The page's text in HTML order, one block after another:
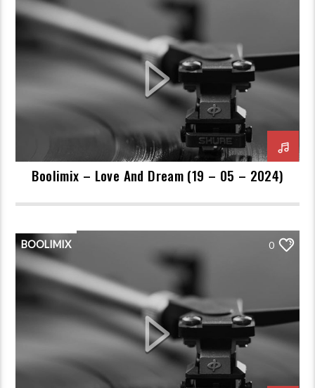
Boolimix – Love And Dream (19 – 05 – 2024)
BOOLIMIX 0